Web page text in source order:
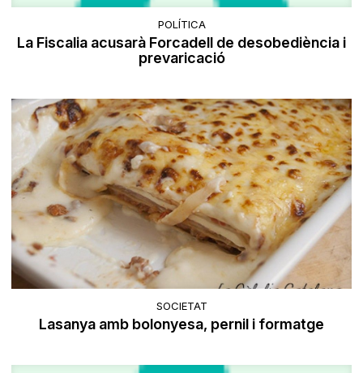
POLÍTICA
La Fiscalia acusarà Forcadell de desobediència i
prevaricació
SOCIETAT
Lasanya amb bolonyesa, pernil i formatge